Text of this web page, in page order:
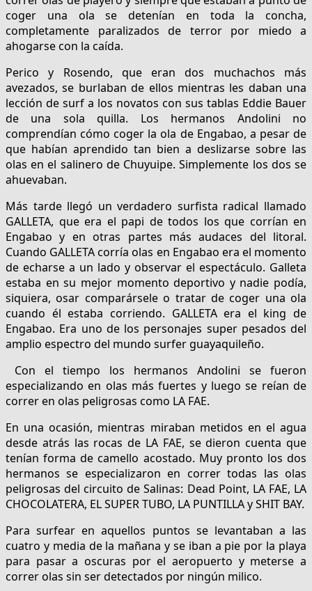
coger una ola se detenían en toda la concha,
completamente paralizados de terror por miedo a
ahogarse con la caída.
Perico y Rosendo, que eran dos muchachos más
avezados, se burlaban de ellos mientras les daban una
lección de surf a los novatos con sus tablas Eddie Bauer
de una sola quilla. Los hermanos Andolini no
comprendían cómo coger la ola de Engabao, a pesar de
que habían aprendido tan bien a deslizarse sobre las
olas en el salinero de Chuyuipe. Simplemente los dos se
ahuevaban.
Más tarde llegó un verdadero surfista radical llamado
GALLETA, que era el papi de todos los que corrían en
Engabao y en otras partes más audaces del litoral.
Cuando GALLETA corría olas en Engabao era el momento
de echarse a un lado y observar el espectáculo. Galleta
estaba en su mejor momento deportivo y nadie podía,
siquiera, osar comparársele o tratar de coger una ola
cuando él estaba corriendo. GALLETA era el king de
Engabao. Era uno de los personajes super pesados del
amplio espectro del mundo surfer guayaquileño.
Con el tiempo los hermanos Andolini se fueron
especializando en olas más fuertes y luego se reían de
correr en olas peligrosas como LA FAE.
En una ocasión, mientras miraban metidos en el agua
desde atrás las rocas de LA FAE, se dieron cuenta que
tenían forma de camello acostado. Muy pronto los dos
hermanos se especializaron en correr todas las olas
peligrosas del circuito de Salinas: Dead Point, LA FAE, LA
CHOCOLATERA, EL SUPER TUBO, LA PUNTILLA y SHIT BAY.
Para surfear en aquellos puntos se levantaban a las
cuatro y media de la mañana y se iban a pie por la playa
para pasar a oscuras por el aeropuerto y meterse a
correr olas sin ser detectados por ningún milico.